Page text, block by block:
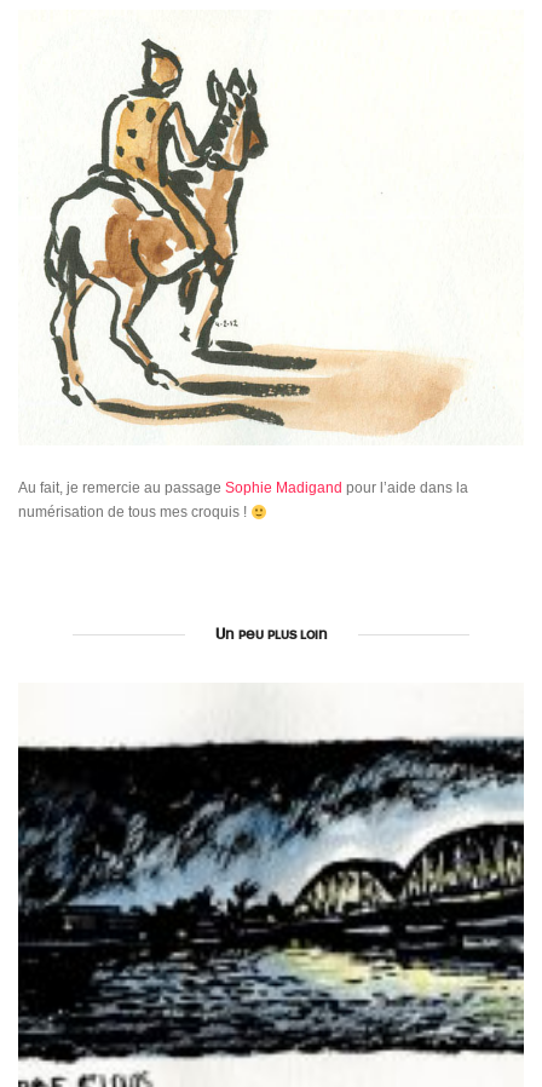
Au fait, je remercie au passage Sophie Madigand pour l’aide dans la
numérisation de tous mes croquis !
Un peu plus loin